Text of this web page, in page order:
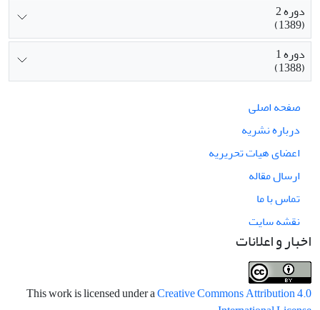
دوره 2
(1389)
دوره 1
(1388)
صفحه اصلی
درباره نشریه
اعضای هیات تحریریه
ارسال مقاله
تماس با ما
نقشه سایت
اخبار و اعلانات
This work is licensed under aCreative Commons Attribution 4.0